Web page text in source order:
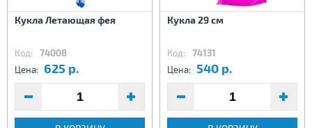
Кукла Летающая фея
Код: 74008
Цена: 625 р.
Кукла 29 см
Код: 74131
Цена: 540 р.